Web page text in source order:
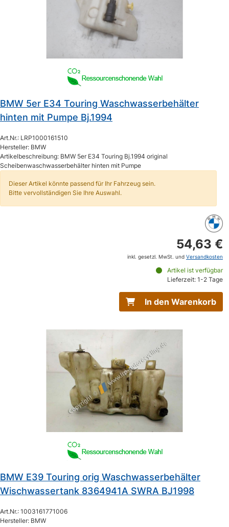
BMW 5er E34 Touring Waschwasserbehälter
hinten mit Pumpe Bj.1994
Art.Nr.: LRP1000161510
Hersteller: BMW
Artikelbeschreibung: BMW 5er E34 Touring Bj.1994 original
Scheibenwaschwasserbehälter hinten mit Pumpe
Dieser Artikel könnte passend für Ihr Fahrzeug sein.
Bitte vervollständigen Sie Ihre Auswahl.
54,63 €
inkl. gesetzl. MwSt. und Versandkosten
Artikel ist verfügbar
Lieferzeit: 1-2 Tage
In den Warenkorb
BMW E39 Touring orig Waschwasserbehälter
Wischwassertank 8364941A SWRA BJ1998
Art.Nr.: 1003161771006
Hersteller: BMW